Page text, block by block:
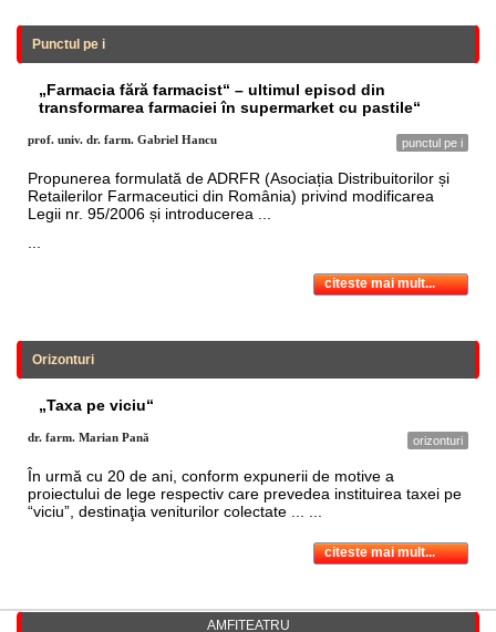
Punctul pe i
„Farmacia fără farmacist“ – ultimul episod din
transformarea farmaciei în supermarket cu pastile“
prof. univ. dr. farm. Gabriel Hancu punctul pe i
Propunerea formulată de ADRFR (Asociația Distribuitorilor și
Retailerilor Farmaceutici din România) privind modificarea
Legii nr. 95/2006 și introducerea ...
citeste mai mult...
Orizonturi
„Taxa pe viciu“
dr. farm. Marian Pană orizonturi
În urmă cu 20 de ani, conform expunerii de motive a
proiectului de lege respectiv care prevedea instituirea taxei pe
“viciu”, destinaţia veniturilor colectate ... ...
citeste mai mult...
AMFITEATRU